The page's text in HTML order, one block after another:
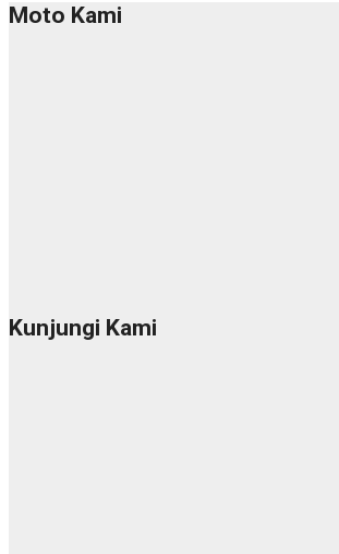
Moto Kami
Kunjungi Kami